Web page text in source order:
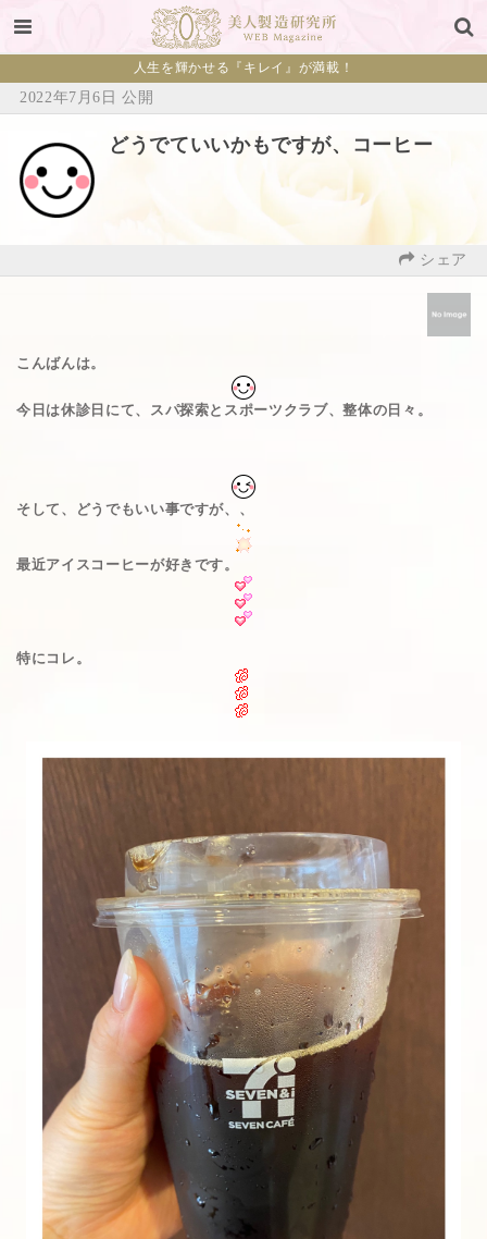
人生を輝かせる『キレイ』が満載！
2022年7月6日 公開
どうでていいかもですが、コーヒー
シェア
こんばんは。
今日は休診日にて、スパ探索とスポーツクラブ、整体の日々。
そして、どうでもいい事ですが、、
最近アイスコーヒーが好きです。
特にコレ。